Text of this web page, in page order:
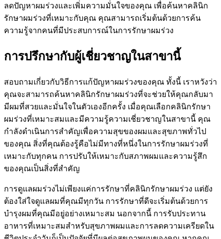
ลดปัญหาผมร่วงและเพิ่มความมั่นใจของคุณ เพื่อค้นหาคลินิก
รักษาผมร่วงที่เหมาะกับคุณ คุณสามารถเริ่มต้นด้วยการค้น
ความรู้จากคนที่มีประสบการณ์ในการรักษาผมร่วง
การปรึกษากับผู้เชี่ยวชาญในสาขานี้
สอบถามเกี่ยวกับวิธีการแก้ปัญหาผมร่วงของคุณ ทั้งนี้ เราหวังว่า
คุณจะสามารถค้นหาคลินิกรักษาผมร่วงที่จะช่วยให้คุณกลับมา
มีผมที่สวยและมั่นใจในตัวเองอีกครั้ง เมื่อคุณเลือกคลินิกรักษา
ผมร่วงที่เหมาะสมและมีความรู้ความเชี่ยวชาญในสาขานี้ คุณ
กำลังดำเนินการสำคัญเพื่อความสุขของผมและสุขภาพทั่วไป
ของคุณ สิ่งที่คุณต้องรู้คือไม่มีทางที่หนึ่งในการรักษาผมร่วงที่
เหมาะกับทุกคน การปรับให้เหมาะกับสภาพผมและความรู้สึก
ของคุณเป็นสิ่งที่สำคัญ
การดูแลผมร่วงไม่เพียงแค่การรักษาที่คลินิกรักษาผมร่วง แต่ยัง
ต้องใส่ใจดูแลผมที่คุณมีทุกวัน การรักษาที่ดีจะเริ่มต้นด้วยการ
บำรุงผมที่คุณมีอยู่อย่างเหมาะสม นอกจากนี้ การรับประทาน
อาหารที่เหมาะสมสำหรับสุขภาพผมและการลดความเครียดใน